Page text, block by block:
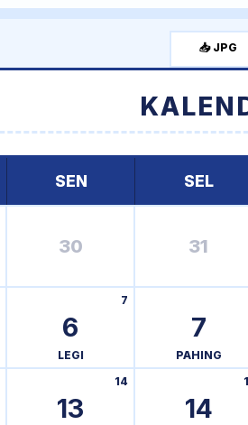
📥 JPG
SEN SEL
30 31
6
7
LEGI
7
PAHING
13
14
14